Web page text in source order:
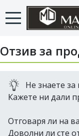
Отзив за
Не знаете
Кажете ни дали
Отговаря ли на
Доволни ли сте